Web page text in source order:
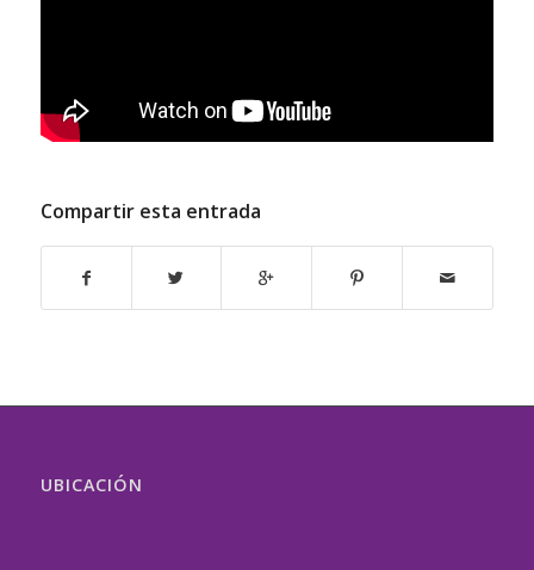
Compartir esta entrada
UBICACIÓN